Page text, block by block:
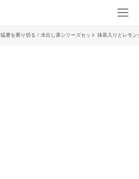
猛暑を乗り切る！水出し茶シリーズセット 抹茶入りとレモン